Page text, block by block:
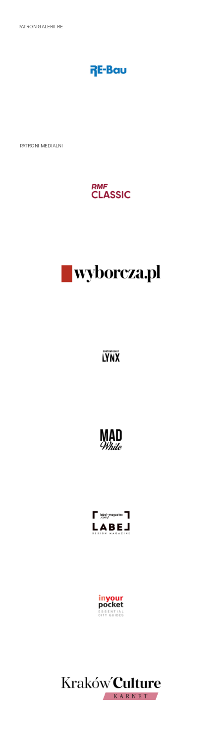
PATRON GALERII RE
PATRONI MEDIALNI